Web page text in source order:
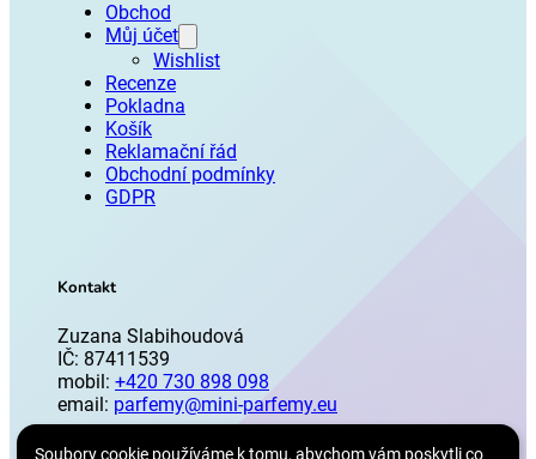
Obchod
Můj účet
Wishlist
Recenze
Pokladna
Košík
Reklamační řád
Obchodní podmínky
GDPR
Kontakt
Zuzana Slabihoudová
IČ: 87411539
mobil: +420 730 898 098
email: parfemy@mini-parfemy.eu
Soubory cookie používáme k tomu, abychom vám poskytli co